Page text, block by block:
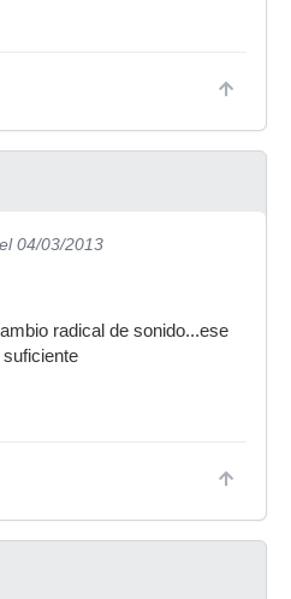
el 04/03/2013
radical de sonido...ese